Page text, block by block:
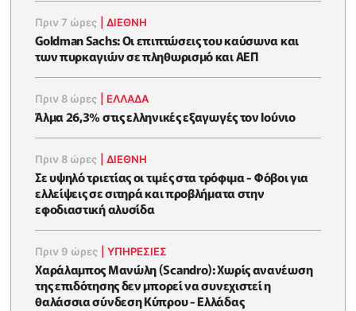
Πριν 7 ώρες |ΔΙΕΘΝΗ
Goldman Sachs: Οι επιπτώσεις του καύσωνα και
των πυρκαγιών σε πληθωρισμό και ΑΕΠ
Πριν 8 ώρες ΕΛΛΆΔΑ
Άλμα 26,3% στις ελληνικές εξαγωγές τον Ιούνιο
Πριν 8 ώρες |ΔΙΕΘΝΗ
Σε υψηλό τριετίας οι τιμές στα τρόφιμα - Φόβοι για
ελλείψεις σε σιτηρά και προβλήματα στην
εφοδιαστική αλυσίδα
Πριν 9 ώρες |ΥΠΗΡΕΣΙΕΣ
Χαράλαμπος Μανώλη (Scandro): Χωρίς ανανέωση
της επιδότησης δεν μπορεί να συνεχιστεί η
θαλάσσια σύνδεση Κύπρου - Ελλάδας